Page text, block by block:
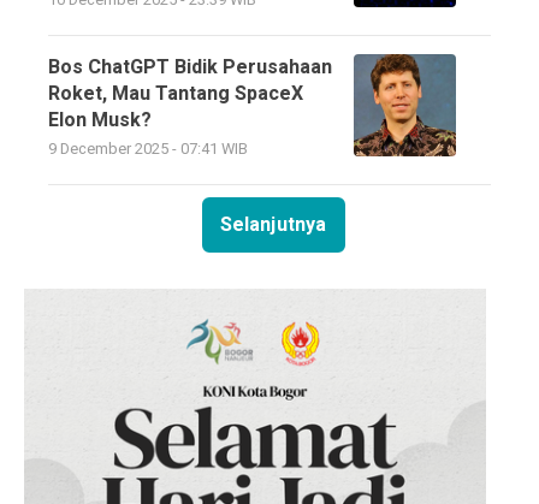
Bos ChatGPT Bidik Perusahaan
Roket, Mau Tantang SpaceX
Elon Musk?
9 December 2025 - 07:41 WIB
Selanjutnya